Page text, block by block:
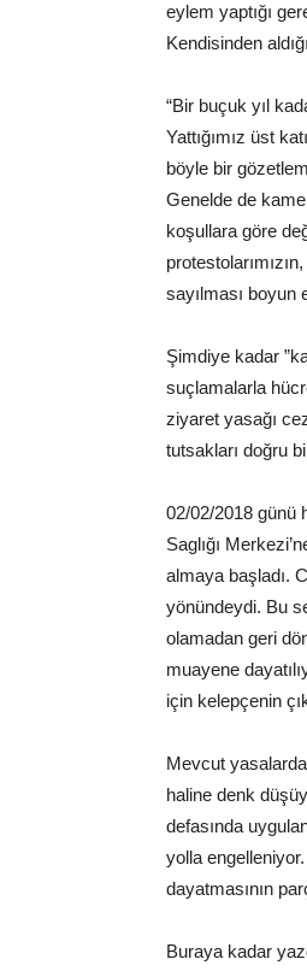
eylem yaptığı
Kendisinden
“Bir buçuk yıl
Yattığımız üst
böyle bir
Genelde de
koşullara göre
sayılması boyun
Şimdiye kadar
suçlamalarla
ziyaret yasağı
tutsakları doğru
02/02/2018 günü
Saglığı
almaya başladı.
yönündeydi. Bu
olamadan geri
muayene
için kelepçenin
Mevcut
haline denk
defasında
yolla
dayatmasının
Buraya kadar